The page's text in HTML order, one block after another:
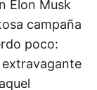
Elon Musk
campaña
poco: